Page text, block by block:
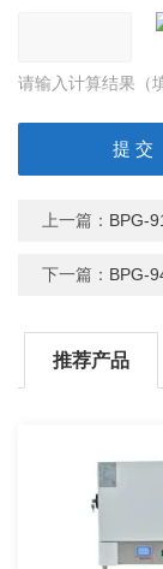
请输入计算结果（
上一篇： BPG-
下一篇： BPG-
推荐产品